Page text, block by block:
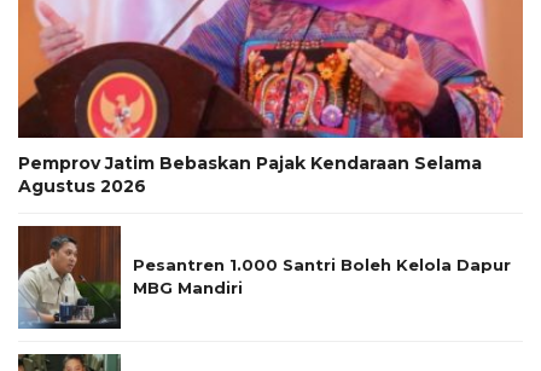
Pemprov Jatim Bebaskan Pajak Kendaraan Selama
Agustus 2026
Pesantren 1.000 Santri Boleh Kelola Dapur
MBG Mandiri